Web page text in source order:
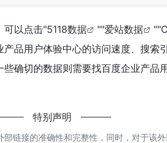
可以点击"5118数据 ""爱站数据 ""
品用户体验中心的访问速度、搜索
确切的数据则需要找百度企业产品
特别声明
链接的准确性和完整性，同时，对于该